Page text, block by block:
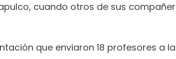
cuando otros de sus
que enviaron 18 profesores a